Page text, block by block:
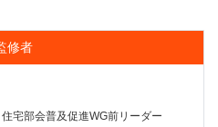
修者
宅部会普及促進WG前リーダー